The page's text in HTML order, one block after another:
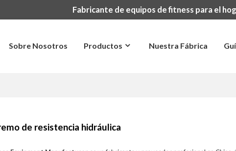
Fabricante de equipos de fitness para el
Sobre Nosotros Productos Nuestra Fábrica
de resistencia hidráulica